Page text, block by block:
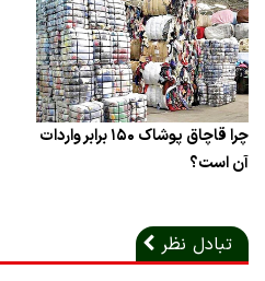
چرا قاچاق پوشاک ۱۵۰ برابر واردات
آن است؟
تبادل نظر